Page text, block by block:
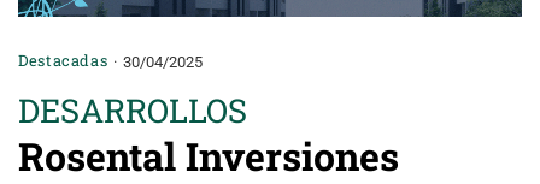
Destacadas 30/04/2025
DESARROLLOS
Rosental Inversiones